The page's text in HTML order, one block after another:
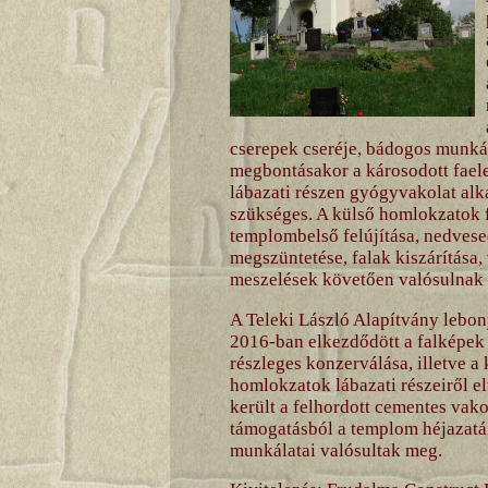
cserepek cseréje, bádogos
megbontásakor a károsodott
lábazati részen gyógyvakolat
szükséges. A külső homlokzatok
templombelső felújítása,
megszüntetése, falak
meszelések követően valósulnak
A Teleki László Alapítvány
2016-ban elkezdődött a falképek
részleges konzerválása, illetve a
homlokzatok lábazati részeiről
került a felhordott cementes
támogatásból a templom
munkálatai valósultak meg.